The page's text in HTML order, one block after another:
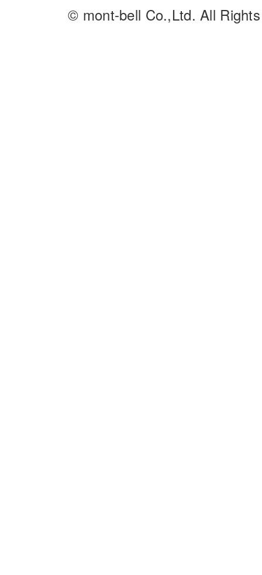
© mont-bell Co.,Ltd. All